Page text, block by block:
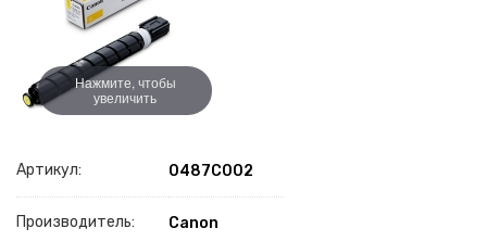
Нажмите, чтобы
увеличить
Артикул: 0487C002
Производитель: Canon